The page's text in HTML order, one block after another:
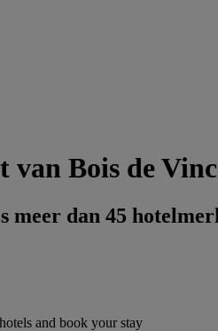
Bois de
meer dan 45
and book your stay